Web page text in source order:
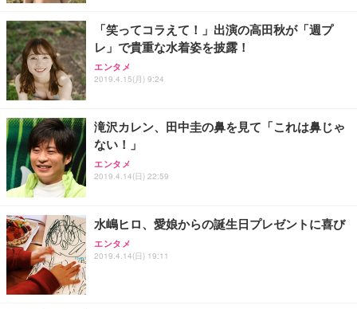
「笑ってコラえて！」出演の高田秋が「週プ
レ」で貴重な水着姿を披露！
エンタメ
2019.4.15(月) 9:24
滝沢カレン、田中圭の鼻を見て「これは鼻じゃ
ない！」
エンタメ
2019.4.14(日) 22:59
水嶋ヒロ、愛娘からの誕生日プレゼントに喜び
エンタメ
2019.4.14(日) 19:11